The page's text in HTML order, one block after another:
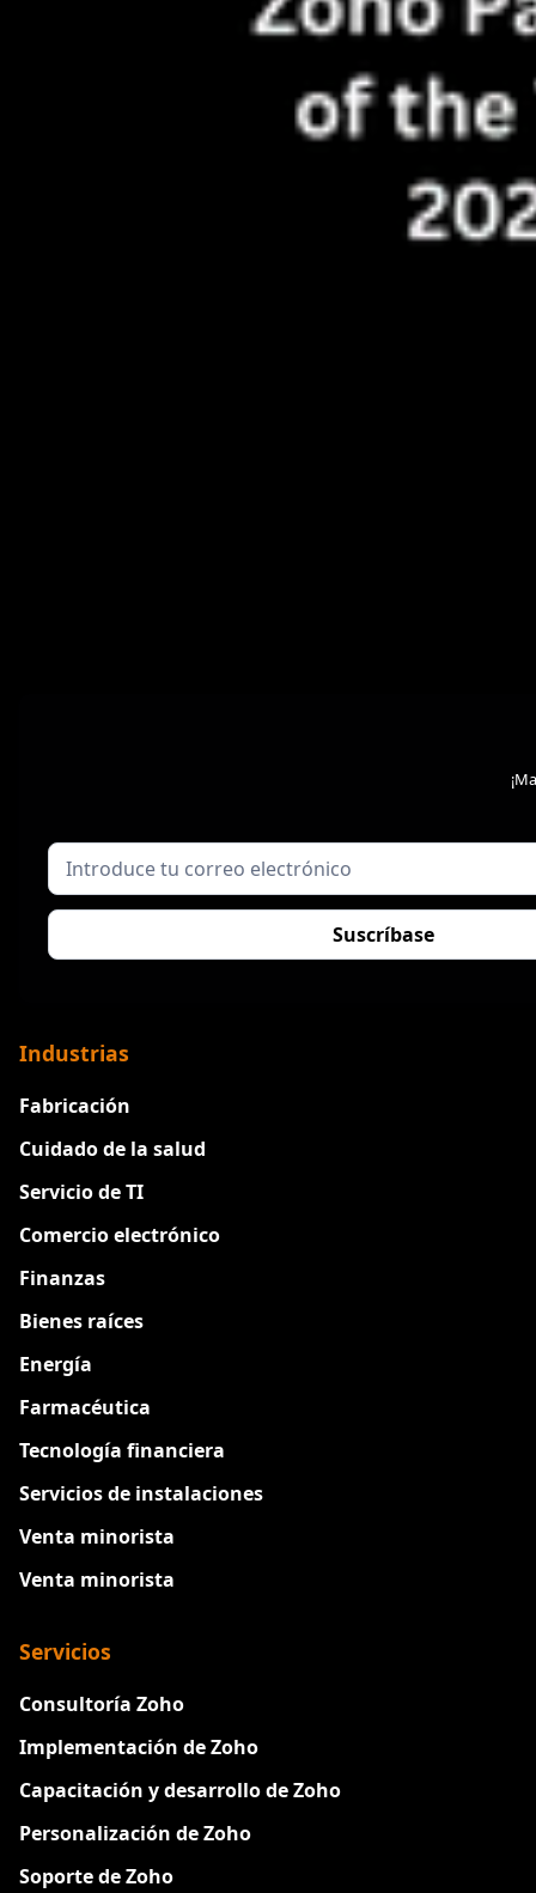
Industrias
Fabricación
Cuidado de la salud
Servicio de TI
Comercio electrónico
Finanzas
Bienes raíces
Energía
Farmacéutica
Tecnología financiera
Servicios de instalaciones
Venta minorista
Venta minorista
Servicios
Consultoría Zoho
Implementación de Zoho
Capacitación y desarrollo de Zoho
Personalización de Zoho
Soporte de Zoho